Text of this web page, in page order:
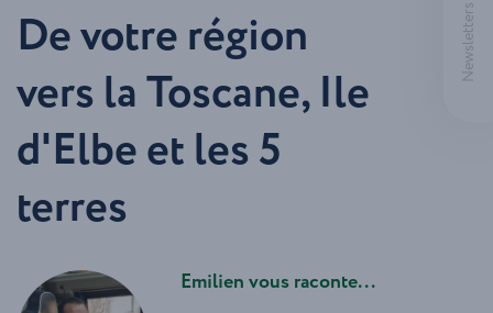
De votre région
vers la Toscane, Ile
d'Elbe et les 5
terres
Emilien vous raconte...
Newsletters